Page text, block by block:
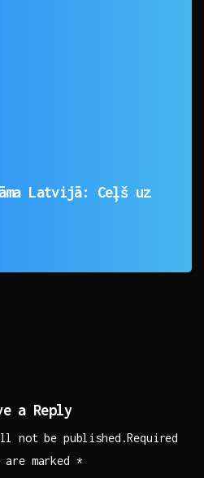
Latvijā: Ceļš uz
a Reply
not be published.Required
marked *